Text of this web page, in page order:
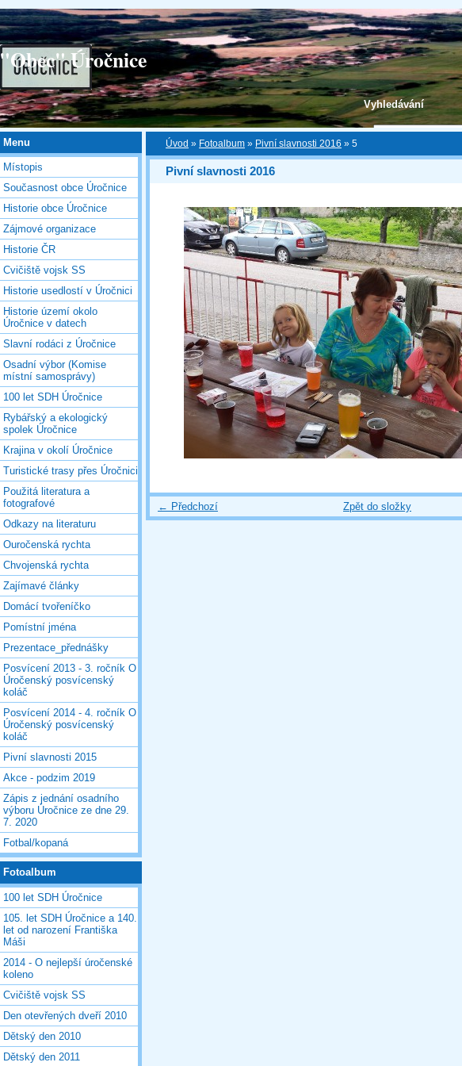
Vyhledávání
"Obec" Úročnice
Úvod » Fotoalbum » Pivní slavnosti 2016 » 5
Pivní slavnosti 2016
← Předchozí Zpět do složky
Menu
Místopis
Současnost obce Úročnice
Historie obce Úročnice
Zájmové organizace
Historie ČR
Cvičiště vojsk SS
Historie usedlostí v Úročnici
Historie území okolo
Úročnice v datech
Slavní rodáci z Úročnice
Osadní výbor (Komise
místní samosprávy)
100 let SDH Úročnice
Rybářský a ekologický
spolek Úročnice
Krajina v okolí Úročnice
Turistické trasy přes Úročnici
Použitá literatura a
fotografové
Odkazy na literaturu
Ouročenská rychta
Chvojenská rychta
Zajímavé články
Domácí tvořeníčko
Pomístní jména
Prezentace_přednášky
Posvícení 2013 - 3. ročník O
Úročenský posvícenský
koláč
Posvícení 2014 - 4. ročník O
Úročenský posvícenský
koláč
Pivní slavnosti 2015
Akce - podzim 2019
Zápis z jednání osadního
výboru Úročnice ze dne 29.
7. 2020
Fotbal/kopaná
Fotoalbum
100 let SDH Úročnice
105. let SDH Úročnice a 140.
let od narození Františka
Máši
2014 - O nejlepší úročenské
koleno
Cvičiště vojsk SS
Den otevřených dveří 2010
Dětský den 2010
Dětský den 2011